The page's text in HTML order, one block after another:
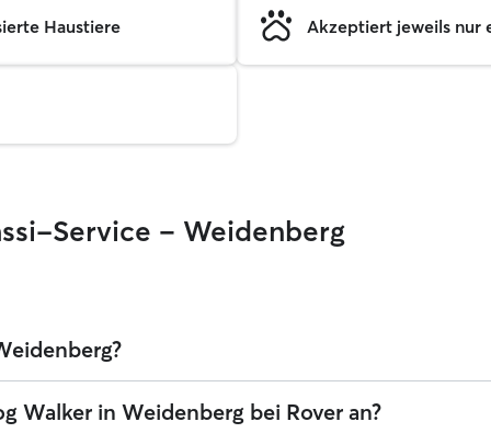
Haustiere Akzeptiert jeweils nur
Service – Weidenberg
Die durchschnittlichen Kosten für einen Dog Walker bei Rover
einschließlich der Servicegebühren von Rover. Der Preis eines
Walker in Weidenberg bei Rover an?